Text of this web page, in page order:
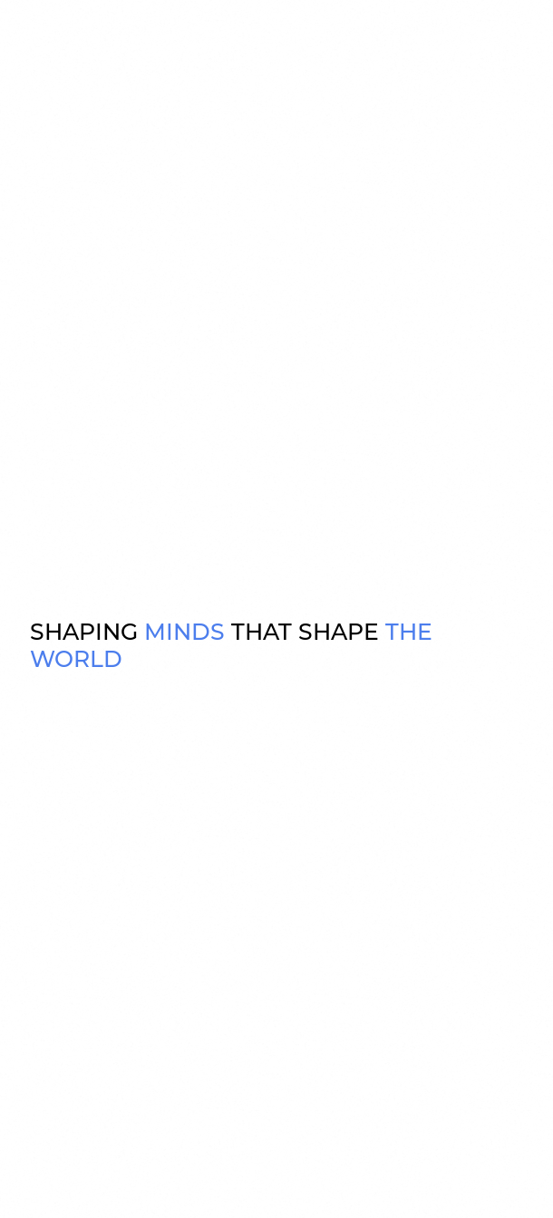
SHAPING MINDS THAT SHAPE THE
WORLD